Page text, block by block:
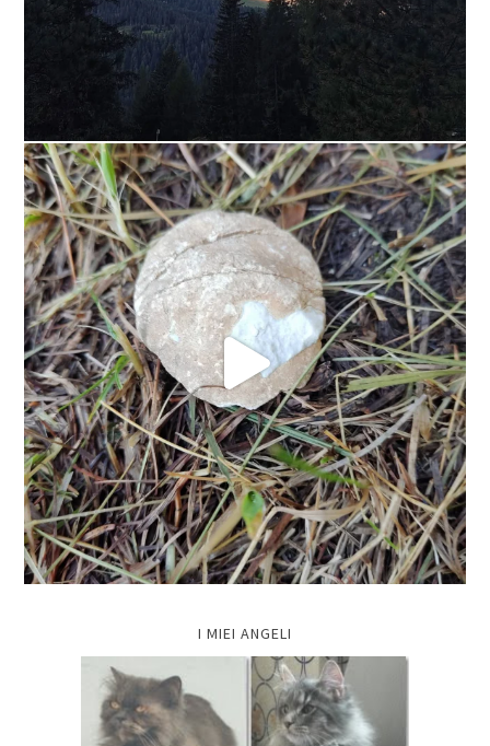
I MIEI ANGELI